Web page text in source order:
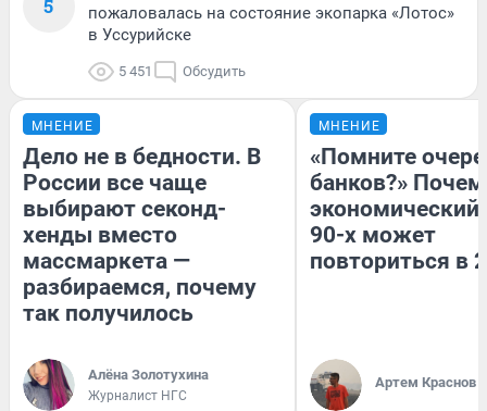
5
пожаловалась на состояние экопарка «Лотос»
в Уссурийске
5 451 Обсудить
МНЕНИЕ
Дело не в бедности. В
России все чаще
выбирают секонд-
хенды вместо
массмаркета —
разбираемся, почему
так получилось
Алёна Золотухина
Журналист НГС
МНЕНИЕ
«Помните
банков?»
экономический
90-х может
повториться в
Артем Краснов